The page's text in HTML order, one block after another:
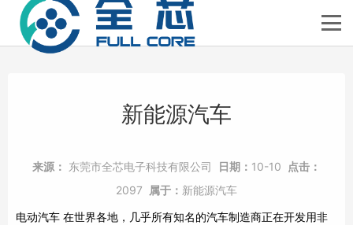
新能源汽车
来源： 东莞市全芯电子科技有限公司 日期： 10-10
点击：
2097
属于： 新能源汽车
电动汽车 在世界各地，几乎所有知名的汽车制造商正在开发用非